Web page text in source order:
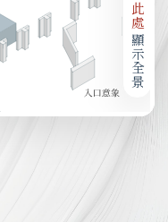
此處
顯示全景